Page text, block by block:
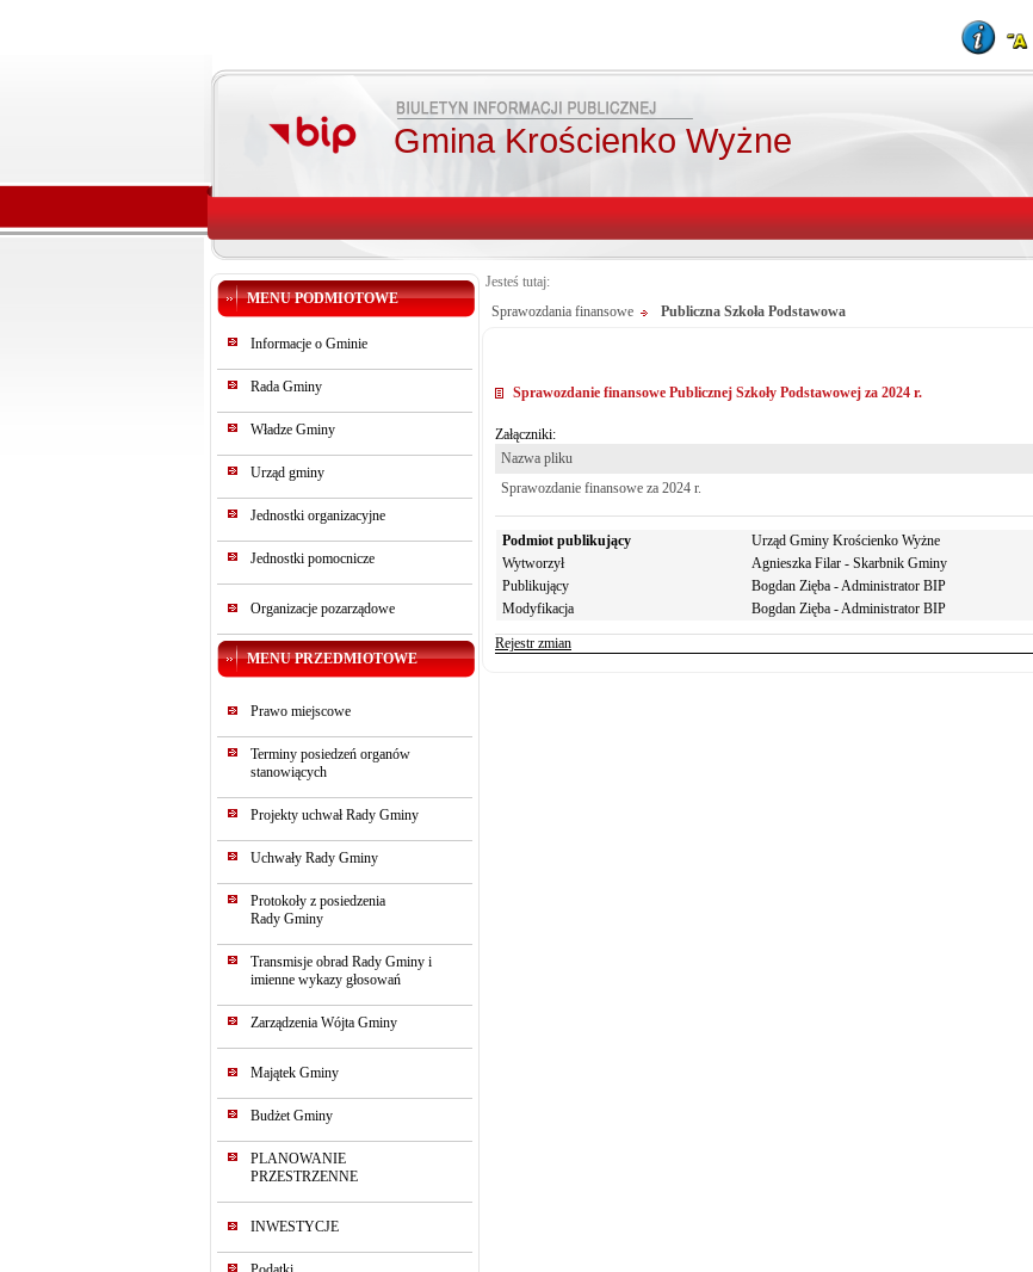
Gmina Krościenko Wyżne
MENU PODMIOTOWE
Informacje o Gminie
Rada Gminy
Władze Gminy
Urząd gminy
Jednostki organizacyjne
Jednostki pomocnicze
Organizacje pozarządowe
MENU PRZEDMIOTOWE
Prawo miejscowe
Terminy posiedzeń organów
stanowiących
Projekty uchwał Rady Gminy
Uchwały Rady Gminy
Protokoły z posiedzenia
Rady Gminy
Transmisje obrad Rady Gminy i
imienne wykazy głosowań
Zarządzenia Wójta Gminy
Majątek Gminy
Budżet Gminy
PLANOWANIE
PRZESTRZENNE
INWESTYCJE
Jesteś tutaj:
Sprawozdania finansowe
Publiczna Szkoła Podstawowa
Sprawozdanie finansowe Publicznej Szkoły Podstawowej za 2024 r.
Załączniki:
Nazwa pliku
Sprawozdanie finansowe za 2024 r.
Podmiot publikujący
Urząd Gminy Krościenko Wyżne
Wytworzył
Agnieszka Filar - Skarbnik Gminy
Publikujący
Bogdan Zięba - Administrator BIP
Modyfikacja
Bogdan Zięba - Administrator BIP
Rejestr zmian